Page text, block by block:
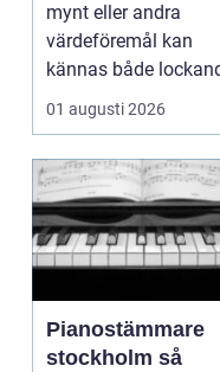
mynt eller andra
värdeföremål kan
kännas både
och osäkert på
01 augusti 2026
Pianostämmare
stockholm så